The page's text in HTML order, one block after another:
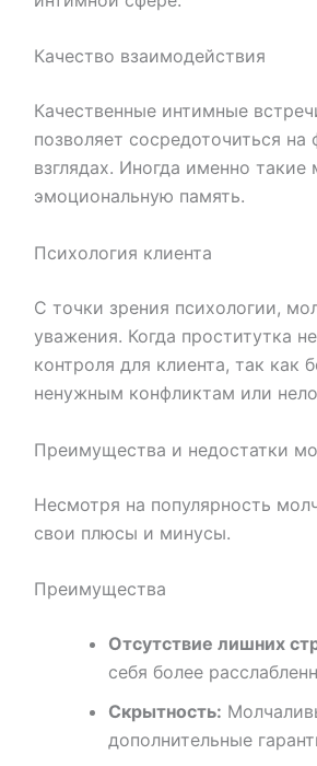
Качество взаимодействия
Качественные интимные
позволяет сосредоточиться
взглядах. Иногда именно
эмоциональную память.
Психология клиента
С точки зрения психологии,
уважения. Когда проститутка
контроля для клиента, так как
ненужным конфликтам или
Преимущества и недостатки
Несмотря на популярность
свои плюсы и минусы.
Преимущества
Отсутствие лишних
себя более
Скрытность:
дополнительные